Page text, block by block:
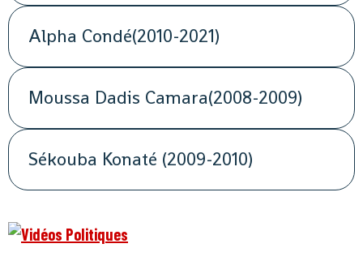
Alpha Condé(2010-2021)
Moussa Dadis Camara(2008-2009)
Sékouba Konaté (2009-2010)